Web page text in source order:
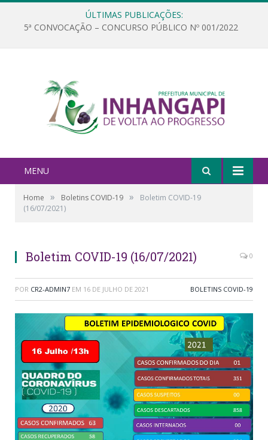
ÚLTIMAS PUBLICAÇÕES:
5ª CONVOCAÇÃO – CONCURSO PÚBLICO Nº 001/2022
MENU
Home » Boletins COVID-19 »
Boletim COVID-19
(16/07/2021)
Boletim COVID-19 (16/07/2021) 0
POR CR2-ADMIN7 EM 16 DE JULHO DE 2021 BOLETINS COVID-19